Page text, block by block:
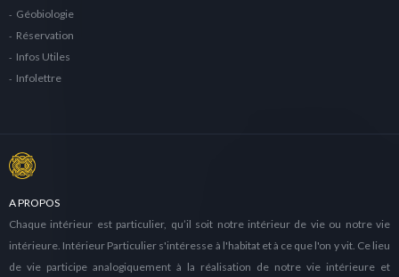
Géobiologie
Réservation
Infos Utiles
Infolettre
A PROPOS
Chaque intérieur est particulier, qu’il soit notre intérieur de vie ou notre vie
intérieure. Intérieur Particulier s'intéresse à l'habitat et à ce que l'on y vit. Ce lieu
de vie participe analogiquement à la réalisation de notre vie intérieure et